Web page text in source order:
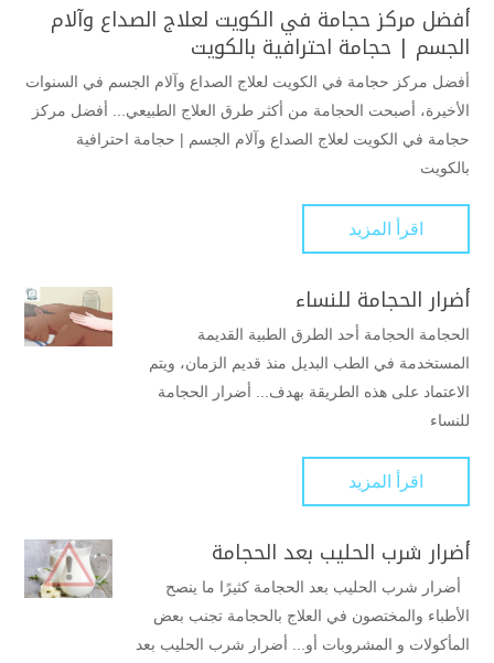
أفضل مركز حجامة في الكويت لعلاج الصداع وآلام
الجسم | حجامة احترافية بالكويت
أفضل مركز حجامة في الكويت لعلاج الصداع وآلام الجسم في السنوات
الأخيرة، أصبحت الحجامة من أكثر طرق العلاج الطبيعي... أفضل مركز
حجامة في الكويت لعلاج الصداع وآلام الجسم | حجامة احترافية
بالكويت
اقرأ المزيد
أضرار الحجامة للنساء
الحجامة الحجامة أحد الطرق الطبية القديمة
المستخدمة في الطب البديل منذ قديم الزمان، ويتم
الاعتماد على هذه الطريقة بهدف... أضرار الحجامة
للنساء
اقرأ المزيد
أضرار شرب الحليب بعد الحجامة
أضرار شرب الحليب بعد الحجامة كثيرًا ما ينصح
الأطباء والمختصون في العلاج بالحجامة تجنب بعض
المأكولات و المشروبات أو... أضرار شرب الحليب بعد